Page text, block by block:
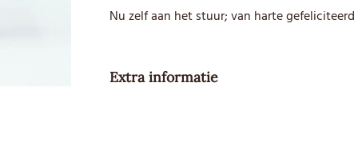
Nu zelf aan het stuur; van harte gefeliciteerd
Extra informatie